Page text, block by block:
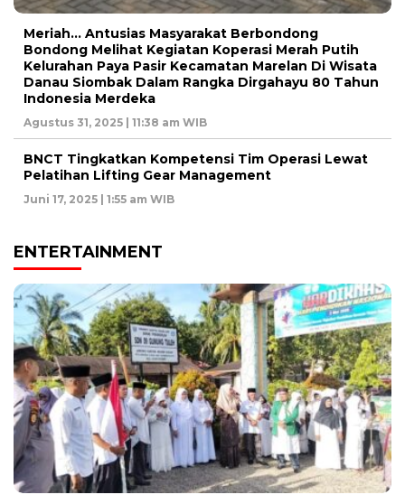
Meriah… Antusias Masyarakat Berbondong
Bondong Melihat Kegiatan Koperasi Merah Putih
Kelurahan Paya Pasir Kecamatan Marelan Di Wisata
Danau Siombak Dalam Rangka Dirgahayu 80 Tahun
Indonesia Merdeka
Agustus 31, 2025 | 11:38 am WIB
BNCT Tingkatkan Kompetensi Tim Operasi Lewat
Pelatihan Lifting Gear Management
Juni 17, 2025 | 1:55 am WIB
ENTERTAINMENT